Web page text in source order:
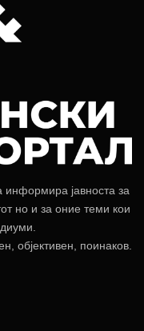
информира јавноста за
но и за оние теми кои
објективен, поинаков.